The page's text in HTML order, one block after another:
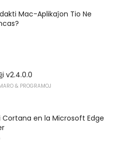
Mac-Aplikaĵon Tio Ne
v2.4.0.0
& PROGRAMOJ
Cortana en la Microsoft Edge